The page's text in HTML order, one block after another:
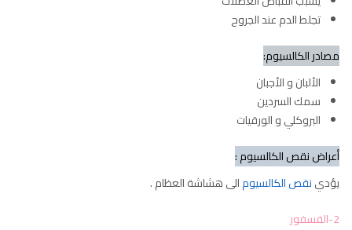
تجلط الدم عند الجروح
مصادر الكالسيوم:
الألبان و الأجبان
سمك السردين
البروكلي و الورقيات
أعراض نقص الكالسيوم :
يؤدينقص الكالسيومالى هشاشة العظام .
2-الفسفور